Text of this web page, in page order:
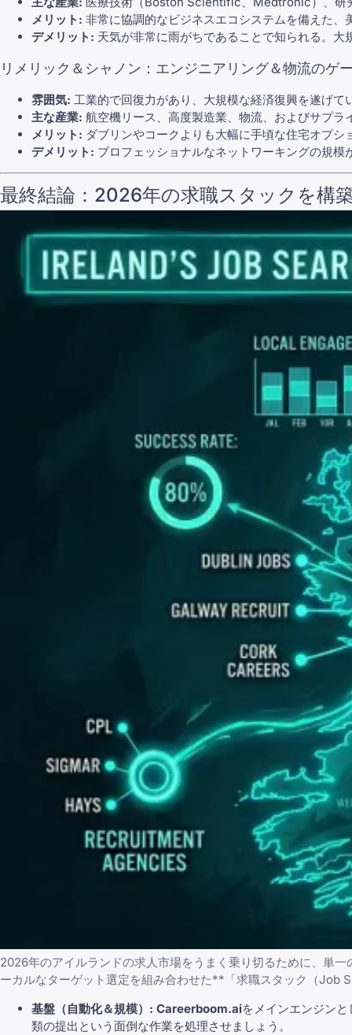
メリット: 非常に協調的なビジネスエコシステムを備えた、
デメリット: 天気が非常に雨がちであることで知られる。大
リメリック＆シャノン：エンジニアリング＆物流のゲ
雰囲気: 工業的で回復力があり、大規模な経済復興を遂げて
主な産業: 航空機リース、高度製造業、物流、およびサプラ
メリット: ダブリンやコークよりも大幅に手頃な住宅オプシ
デメリット: プロフェッショナルなネットワーキングの規模
最終結論：2026年の求職スタックを構
2026年のアイルランドの求人市場をうまく乗り切るために、単
ーカルなターゲット選定を組み合わせた**「求職スタック（Job
基盤（自動化＆規模）: Careerboom.aiをメインエンジン
類の提出という面倒な作業を処理させましょう。